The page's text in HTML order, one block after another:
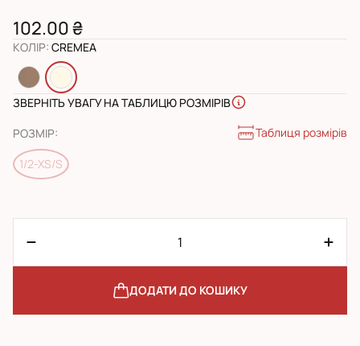
102.00 ₴
КОЛІР: CREMEA
ЗВЕРНІТЬ УВАГУ НА ТАБЛИЦЮ РОЗМІРІВ
РОЗМІР: Таблиця розмірів
1/2-XS/S
ДОДАТИ ДО КОШИКУ